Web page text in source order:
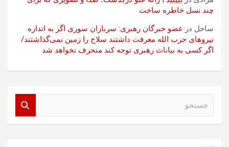
چند نسل خاطره ساخت
ساحل در عضو خبرگان رهبری: سربازان سوری اگر به اندازه
نیروهای حزب الله معرفت داشتند سلاح را زمین نمی‌گذاشتند/
اگر کسی به بیانات رهبری توجه کند منحرف نخواهد شد